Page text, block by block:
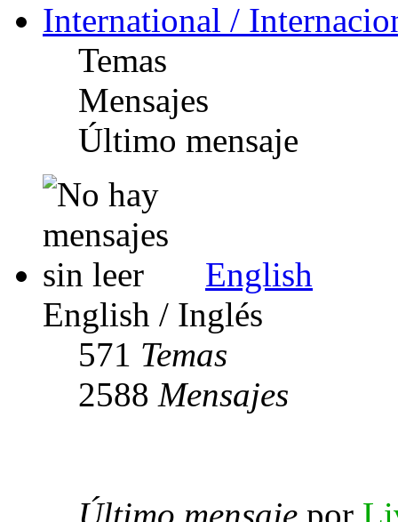
International /
Temas
Mensajes
Último mensaje
English
English / Inglés
571 Temas
2588 Mensajes